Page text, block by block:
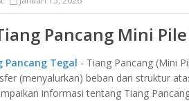
Pancang Mini
Pancang Tegal - Tiang Pancang (Mini
(menyalurkan) beban dari struktur
informasi tentang Tiang